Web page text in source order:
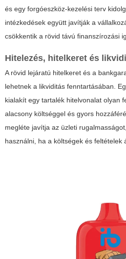
és egy forgóeszköz-kezelési terv
intézkedések együtt javítják a
csökkentik a rövid távú finanszírozási
Hitelezés, hitelkeret és
A rövid lejáratú hitelkeret és a
lehetnek a likviditás fenntartásában.
kialakít egy tartalék hitelvonalat olyan
alacsony költséggel és gyors
megléte javítja az üzleti
használni, ha a költségek és feltételek